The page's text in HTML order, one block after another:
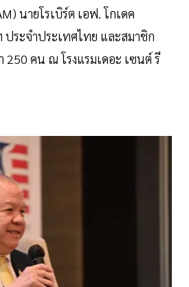
นายโรเบิร์ต เอฟ. โกเดค
ประจำประเทศไทย และสมาชิก
250 คน ณ โรงแรมเดอะ เซนต์ รี